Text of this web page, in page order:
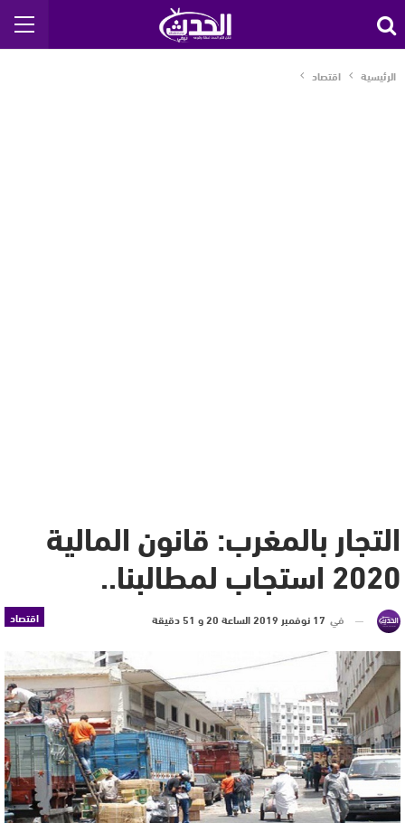
الرئيسية اقتصاد
التجار بالمغرب: قانون المالية
2020 استجاب لمطالبنا..
اقتصاد في 17 نوفمبر 2019 الساعة 20 و 51 دقيقة